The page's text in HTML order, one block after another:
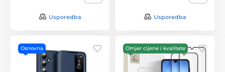
Usporedba Usporedba
Osnovna Omjer cijene i kvalitete